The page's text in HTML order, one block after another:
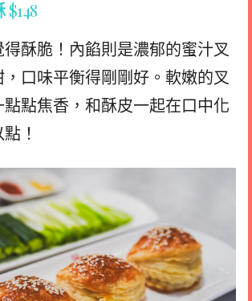
$148
酥脆！內餡則是濃郁的蜜汁叉
口味平衡得剛剛好。軟嫩的叉
點焦香，和酥皮一起在口中化
！